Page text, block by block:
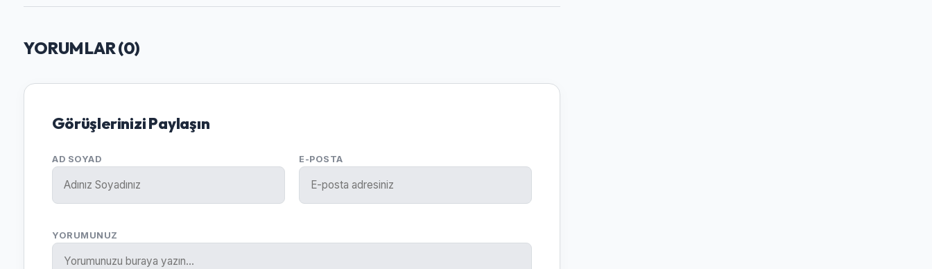
YORUMLAR (0)
Görüşlerinizi Paylaşın
AD SOYAD E-POSTA
YORUMUNUZ